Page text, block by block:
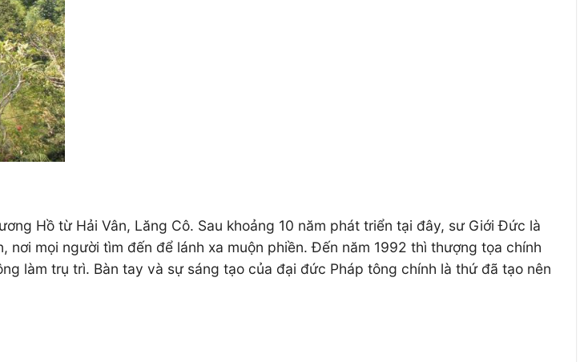
Hồ từ Hải Vân, Lăng Cô. Sau khoảng 10 năm phát triển tại đây, sư Giới Đức là
mọi người tìm đến để lánh xa muộn phiền. Đến năm 1992 thì thượng tọa chính
làm trụ trì. Bàn tay và sự sáng tạo của đại đức Pháp tông chính là thứ đã tạo nên